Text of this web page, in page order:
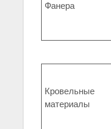
Фанера
Кровельные
материалы